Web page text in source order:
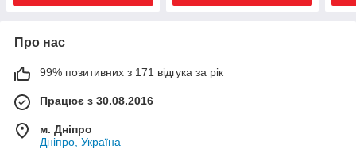
Про нас
99% позитивних з 171 відгука за рік
Працює з 30.08.2016
м. Дніпро
Дніпро, Україна